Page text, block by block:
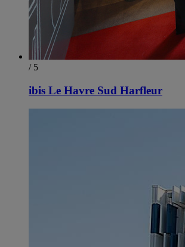
/ 5
ibis Le Havre Sud Harfleur